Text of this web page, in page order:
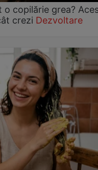
o copilărie grea?
crezi Dezvoltare